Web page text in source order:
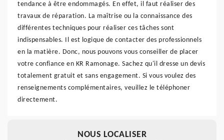
tendance à être endommagés. En effet, il faut réaliser des
travaux de réparation. La maîtrise ou la connaissance des
différentes techniques pour réaliser ces tâches sont
indispensables. Il est logique de contacter des professionnels
en la matière. Donc, nous pouvons vous conseiller de placer
votre confiance en KR Ramonage. Sachez qu'il dresse un devis
totalement gratuit et sans engagement. Si vous voulez des
renseignements complémentaires, veuillez le téléphoner
directement.
NOUS LOCALISER